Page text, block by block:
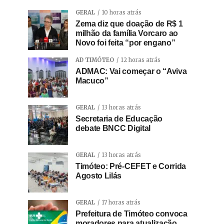
GERAL 10 horas atrás
Zema diz que doação de R$ 1
milhão da família Vorcaro ao
Novo foi feita “por engano”
AD TIMÓTEO 12 horas atrás
ADMAC: Vai começar o “Aviva
Macuco”
GERAL 13 horas atrás
Secretaria de Educação
debate BNCC Digital
GERAL 13 horas atrás
Timóteo: Pré-CEFET e Corrida
Agosto Lilás
GERAL 17 horas atrás
Prefeitura de Timóteo convoca